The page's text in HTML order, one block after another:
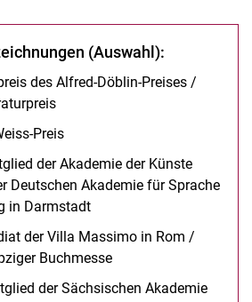
(Auswahl):
des Alfred-Döblin-Preises /
Preis
der Akademie der Künste
Deutschen Akademie für Sprache
in Darmstadt
der Villa Massimo in Rom /
Buchmesse
der Sächsischen Akademie